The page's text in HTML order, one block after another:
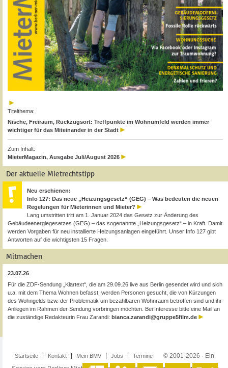
Titelthema:
Nische, Freiraum, Rückzugsort: Treffpunkte im Wohnumfeld werden immer
wichtiger für das Miteinander in der Stadt
Zum Inhalt:
MieterMagazin, Ausgabe Juli/August 2026
Der aktuelle Mietrechtstipp
Neu erschienen:
Info 127: Das neue „Heizungsgesetz“ (GEG) – Was bedeuten die neuen
Regelungen für Mieterinnen und Mieter?
Lang umstritten tritt am 1. Januar 2024 das Gesetz zur Änderung des
Gebäudeenergiegesetzes (GEG) – das sogenannte „Heizungsgesetz“ – in Kraft. Damit
werden Vorgaben für neu installierte Heizungsanlagen eingeführt. Unser Info 127 gibt
Antworten auf die wichtigsten 15 Fragen.
Mitmachen
23.07.26
Für die ZDF-Sendung „Klartext“, die am 29.09.26 live aus Berlin gesendet wird und sich
u.a. mit dem Thema Wohnen befasst, werden Personen gesucht, die von Kürzungen
des Wohngelds bzw. der Problematik um bezahlbaren Wohnraum betroffen sind und ihr
Anliegen im Rahmen der Sendung vorbringen möchten. Bei Interesse bitte eine Mail an
die zuständige Redakteurin Frau Zarandi: bianca.zarandi@gruppe5film.de
Startseite Kontakt Mein BMV Jobs Termine
© 2001-2026 · Ein